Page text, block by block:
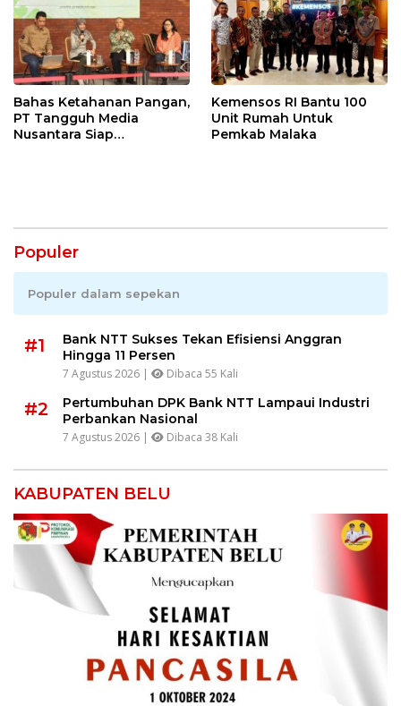
Bahas Ketahanan Pangan,
PT Tangguh Media
Nusantara Siap
Kemensos RI Bantu 100
Unit Rumah Untuk
Pemkab Malaka
Populer
Populer dalam sepekan
#1
Bank NTT Sukses Tekan Efisiensi Anggran
Hingga 11 Persen
7 Agustus 2026 | Dibaca 55 Kali
#2
Pertumbuhan DPK Bank NTT Lampaui Industri
Perbankan Nasional
7 Agustus 2026 | Dibaca 38 Kali
KABUPATEN BELU